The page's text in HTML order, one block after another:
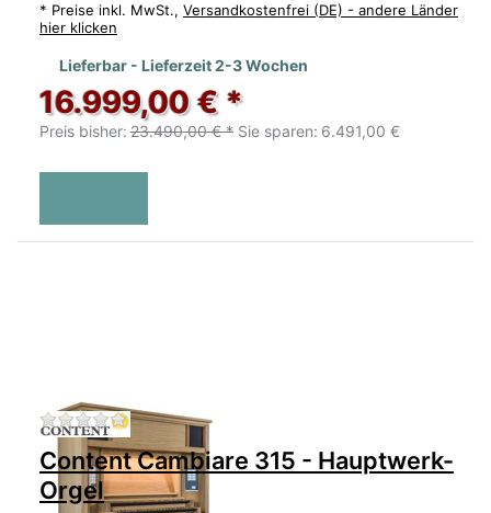
* Preise inkl. MwSt., Versandkostenfrei (DE) - andere Länder
hier klicken
Lieferbar - Lieferzeit 2-3 Wochen
16.999,00 € *
Preis bisher: 23.490,00 € * Sie sparen: 6.491,00 €
Zu diesem Produkt liegen noch keine
Content Cambiare 315 - Hauptwerk-
Orgel